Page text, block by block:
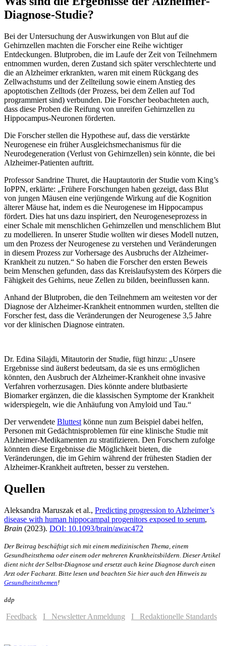
Diagnose-Studie?
Bei der Untersuchung der Auswirkungen von Blut auf die
Gehirnzellen machten die Forscher eine Reihe wichtiger
Entdeckungen. Blutproben, die im Laufe der Zeit von Teilnehmern
entnommen wurden, deren Zustand sich später verschlechterte und
die an Alzheimer erkrankten, waren mit einem Rückgang des
Zellwachstums und der Zellteilung sowie einem Anstieg des
apoptotischen Zelltods (der Prozess, bei dem Zellen auf Tod
programmiert sind) verbunden. Die Forscher beobachteten auch,
dass diese Proben die Reifung von unreifen Gehirnzellen zu
Hippocampus-Neuronen förderten.
Die Forscher stellen die Hypothese auf, dass die verstärkte
Neurogenese ein früher Ausgleichsmechanismus für die
Neurodegeneration (Verlust von Gehirnzellen) sein könnte, die bei
Alzheimer-Patienten auftritt.
Professor Sandrine Thuret, die Hauptautorin der Studie vom King’s
IoPPN, erklärte: „Frühere Forschungen haben gezeigt, dass Blut
von jungen Mäusen eine verjüngende Wirkung auf die Kognition
älterer Mäuse hat, indem es die Neurogenese im Hippocampus
fördert. Dies hat uns dazu inspiriert, den Neurogeneseprozess in
einer Schale mit menschlichen Gehirnzellen und menschlichem Blut
zu modellieren. In unserer Studie wollten wir dieses Modell nutzen,
um den Prozess der Neurogenese zu verstehen und Veränderungen
in diesem Prozess zur Vorhersage des Ausbruchs der Alzheimer-
Krankheit zu nutzen.“ So haben die Forscher den ersten Beweis
beim Menschen gefunden, dass das Kreislaufsystem des Körpers die
Fähigkeit des Gehirns, neue Zellen zu bilden, beeinflussen kann.
Anhand der Blutproben, die den Teilnehmern am weitesten vor der
Diagnose der Alzheimer-Krankheit entnommen wurden, stellten die
Forscher fest, dass die Veränderungen der Neurogenese 3,5 Jahre
vor der klinischen Diagnose eintraten.
Dr. Edina Silajdi, Mitautorin der Studie, fügt hinzu: „Unsere
Ergebnisse sind äußerst bedeutsam, da sie es uns ermöglichen
könnten, den Ausbruch der Alzheimer-Krankheit ohne invasive
Verfahren vorherzusagen. Dies könnte andere blutbasierte
Biomarker ergänzen, die die klassischen Symptome der Krankheit
widerspiegeln, wie die Anhäufung von Amyloid und Tau.“
Der verwendete Bluttest könne nun zum Beispiel dabei helfen,
Personen mit Gedächtnisproblemen für eine klinische Studie mit
Alzheimer-Medikamenten zu stratifizieren. Den Forschern zufolge
könnten diese Ergebnisse die Möglichkeit bieten, die
Veränderungen, die im Gehirn während der frühesten Stadien der
Alzheimer-Krankheit auftreten, besser zu verstehen.
Quellen
Aleksandra Maruszak et al., Predicting progression to Alzheimer’s
disease with human hippocampal progenitors exposed to serum,
Brain (2023). DOI: 10.1093/brain/awac472
Der Beitrag beschäftigt sich mit einem medizinischen Thema, einem
Gesundheitsthema oder einem oder mehreren Krankheitsbildern. Dieser Artikel
dient nicht der Selbst-Diagnose und ersetzt auch keine Diagnose durch einen
Arzt oder Facharzt. Bitte lesen und beachten Sie hier auch den Hinweis zu
Gesundheitsthemen!
ddp
Feedback I Newsletter Anmeldung I Redaktionelle Standards